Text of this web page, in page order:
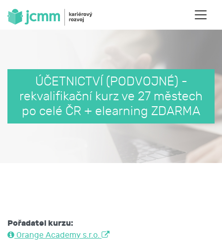
ÚČETNICTVÍ (PODVOJNÉ) -
rekvalifikační kurz ve 27 městech
po celé ČR + elearning ZDARMA
Pořadatel kurzu:
Orange Academy s.r.o.